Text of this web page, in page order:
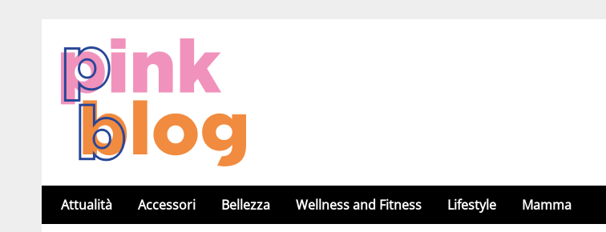
Attualità Accessori Bellezza Wellness and Fitness Lifestyle Mamma